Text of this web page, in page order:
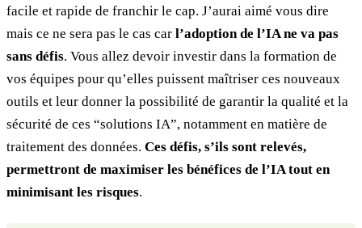
facile et rapide de franchir le cap. J’aurai aimé vous dire
mais ce ne sera pas le cas car l’adoption de l’IA ne va pas
sans défis. Vous allez devoir investir dans la formation de
vos équipes pour qu’elles puissent maîtriser ces nouveaux
outils et leur donner la possibilité de garantir la qualité et la
sécurité de ces “solutions IA”, notamment en matière de
traitement des données. Ces défis, s’ils sont relevés,
permettront de maximiser les bénéfices de l’IA tout en
minimisant les risques.